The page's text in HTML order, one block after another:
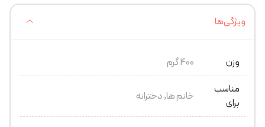
ویژگی‌ها
وزن
400 گرم
مناسب
برای
خانم ها, دخترانه